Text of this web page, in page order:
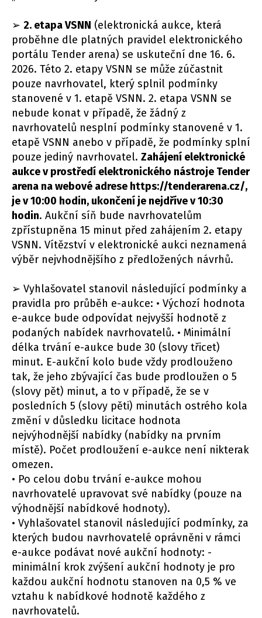
➢ 2. etapa VSNN (elektronická aukce, která
proběhne dle platných pravidel elektronického
portálu Tender arena) se uskuteční dne 16. 6.
2026. Této 2. etapy VSNN se může zúčastnit
pouze navrhovatel, který splnil podmínky
stanovené v 1. etapě VSNN. 2. etapa VSNN se
nebude konat v případě, že žádný z
navrhovatelů nesplní podmínky stanovené v 1.
etapě VSNN anebo v případě, že podmínky splní
pouze jediný navrhovatel. Zahájení elektronické
aukce v prostředí elektronického nástroje Tender
arena na webové adrese https://tenderarena.cz/,
je v 10:00 hodin, ukončení je nejdříve v 10:30
hodin. Aukční síň bude navrhovatelům
zpřístupněna 15 minut před zahájením 2. etapy
VSNN. Vítězství v elektronické aukci neznamená
výběr nejvhodnějšího z předložených návrhů.
➢ Vyhlašovatel stanovil následující podmínky a
pravidla pro průběh e-aukce: • Výchozí hodnota
e-aukce bude odpovídat nejvyšší hodnotě z
podaných nabídek navrhovatelů. • Minimální
délka trvání e-aukce bude 30 (slovy třicet)
minut. E-aukční kolo bude vždy prodlouženo
tak, že jeho zbývající čas bude prodloužen o 5
(slovy pět) minut, a to v případě, že se v
posledních 5 (slovy pěti) minutách ostrého kola
změní v důsledku licitace hodnota
nejvýhodnější nabídky (nabídky na prvním
místě). Počet prodloužení e-aukce není nikterak
omezen.
• Po celou dobu trvání e-aukce mohou
navrhovatelé upravovat své nabídky (pouze na
výhodnější nabídkové hodnoty).
• Vyhlašovatel stanovil následující podmínky, za
kterých budou navrhovatelé oprávněni v rámci
e-aukce podávat nové aukční hodnoty: -
minimální krok zvýšení aukční hodnoty je pro
každou aukční hodnotu stanoven na 0,5 % ve
vztahu k nabídkové hodnotě každého z
navrhovatelů.